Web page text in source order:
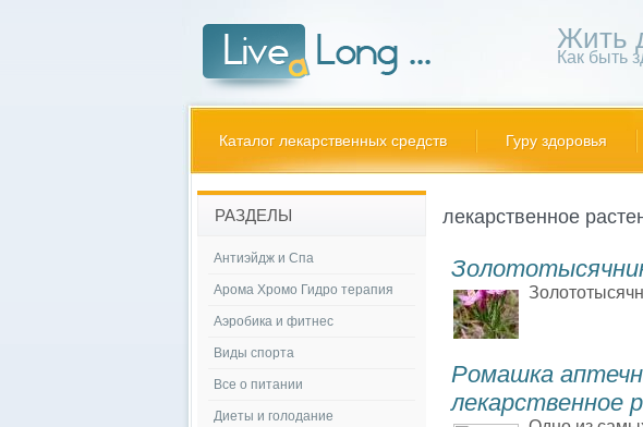
Жить
Как быть
Каталог лекарственных средств Гуру здоровья
лекарственное
Ромашка
лекарственное
РАЗДЕЛЫ
Антиэйдж и Спа
Арома Хромо Гидро терапия
Аэробика и фитнес
Виды спорта
Все о питании
Диеты и голодание